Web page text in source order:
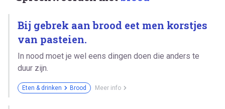
Bij gebrek aan brood eet men korstjes
van pasteien.
In nood moet je wel eens dingen doen die anders te
duur zijn.
Eten & drinken Brood Meer info